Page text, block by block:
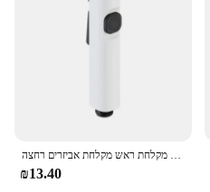
אסלה יד כף יד מרוסס אסלת יד ביד מרסס לרסס מקלחת ראש מקלחת אביזרים רחצה
₪13.40